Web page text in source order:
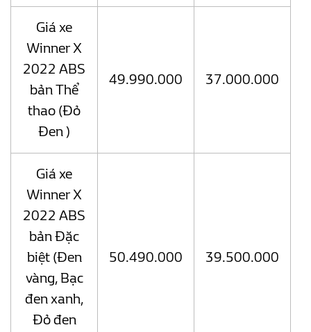
Giá xe
Winner X
2022 ABS
bản Thể
thao (Đỏ
Đen )
49.990.000 37.000.000
Giá xe
Winner X
2022 ABS
bản Đặc
biệt (Đen
vàng, Bạc
đen xanh,
Đỏ đen
50.490.000 39.500.000